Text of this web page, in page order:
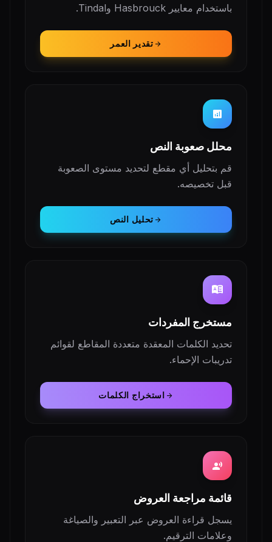
باستخدام معايير Hasbrouck وTindal.
arrow_forward تقدير العمر
analytics
محلل صعوبة النص
قم بتحليل أي مقطع لتحديد مستوى الصعوبة
قبل تخصيصه.
arrow_forward تحليل النص
dictionary
مستخرج المفردات
تحديد الكلمات المعقدة متعددة المقاطع لقوائم
تدريبات الإحماء.
arrow_forward استخراج الكلمات
record_voice_over
قائمة مراجعة العروض
يسجل قراءة العروض عبر التعبير والصياغة
وعلامات الترقيم.